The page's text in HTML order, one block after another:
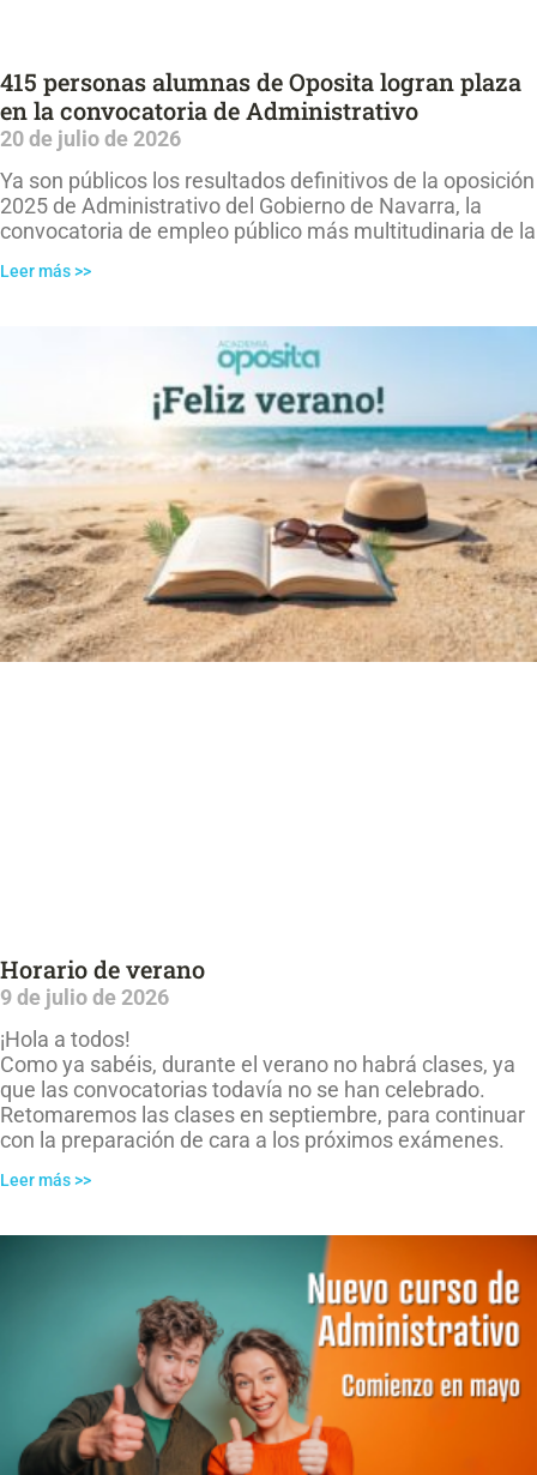
415 personas alumnas de Oposita logran plaza
en la convocatoria de Administrativo
20 de julio de 2026
Ya son públicos los resultados definitivos de la oposición
2025 de Administrativo del Gobierno de Navarra, la
convocatoria de empleo público más multitudinaria de la
Leer más >>
Horario de verano
9 de julio de 2026
¡Hola a todos!
Como ya sabéis, durante el verano no habrá clases, ya
que las convocatorias todavía no se han celebrado.
Retomaremos las clases en septiembre, para continuar
con la preparación de cara a los próximos exámenes.
Leer más >>